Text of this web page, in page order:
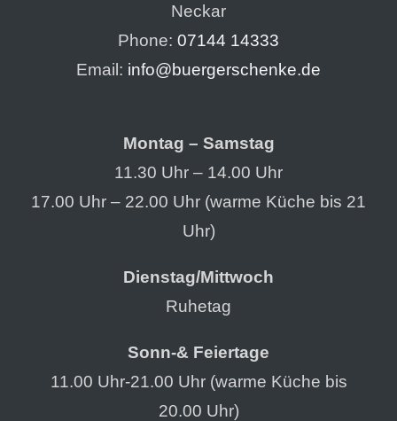
Neckar
Phone: 07144 14333
Email: info@buergerschenke.de
Montag – Samstag
11.30 Uhr – 14.00 Uhr
17.00 Uhr – 22.00 Uhr (warme Küche bis 21
Uhr)
Dienstag/Mittwoch
Ruhetag
Sonn-& Feiertage
11.00 Uhr-21.00 Uhr (warme Küche bis
20.00 Uhr)